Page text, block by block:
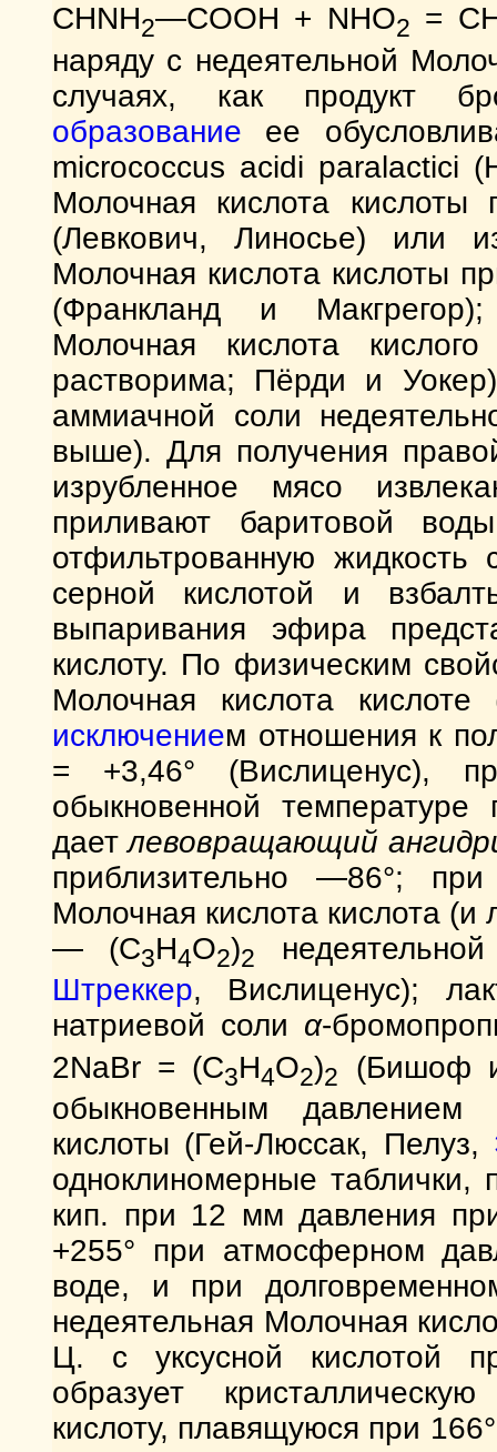
CHNH2—COOH + NHO2 =
наряду с недеятельной
случаях, как продукт
образование ее
micrococcus асidi paralactici
Молочная кислота
(Левкович, Линосье) или
Молочная кислота кислоты
(Франкланд и Макгрегор);
Молочная кислота
растворима; Пёрди и
аммиачной соли
выше). Для получения
изрубленное мясо
приливают баритовой
отфильтрованную жидкость
серной кислотой и
выпаривания эфира
кислоту. По физическим
Молочная кислота
исключением отношения к
= +3,46° (Вислиценус),
обыкновенной
даетлевовращающий
приблизительно —86°;
Молочная кислота кислота
— (C3H4O2)2
Штреккер, Вислиценус);
натриевой соли α-
2NaBr = (C3H4O2)2
(Бишоф
обыкновенным давлением
кислоты (Гей-Люссак, Пелуз,
одноклиномерные таблички,
кип. при 12 мм давления
+255° при атмосферном
воде, и при
недеятельная Молочная
Ц. с уксусной кислотой
образует
кислоту, плавящуюся при